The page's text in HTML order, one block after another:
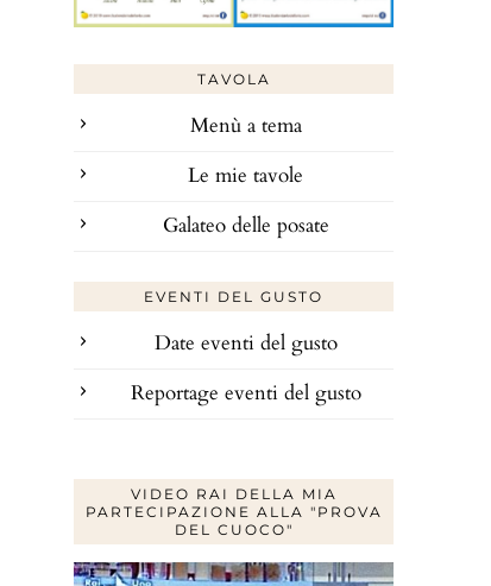
TAVOLA
Menù a tema
Le mie tavole
Galateo delle posate
EVENTI DEL GUSTO
Date eventi del gusto
Reportage eventi del gusto
VIDEO RAI DELLA MIA
PARTECIPAZIONE ALLA "PROVA
DEL CUOCO"